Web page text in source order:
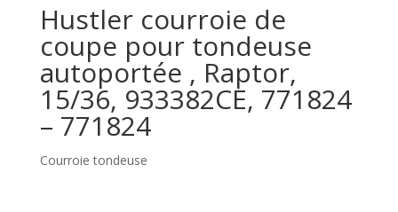
Hustler courroie de
coupe pour tondeuse
autoportée , Raptor,
15/36, 933382CE, 771824
– 771824
Courroie tondeuse